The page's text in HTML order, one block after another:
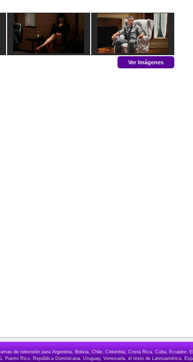
Ver Imágenes
de televisión para Argentina, Bolivia, Chile, Colombia, Costa Rica, Cuba, Ecuador,
Puerto Rico, República Dominicana, Uruguay, Venezuela, el resto de Latinoamérica,